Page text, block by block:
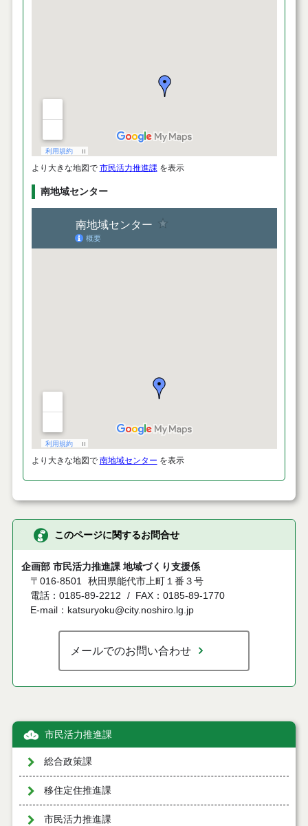
より大きな地図で 市民活力推進課を表示
南地域センター
より大きな地図で 南地域センター を表示
このページに関するお問合せ
企画部 市民活力推進課 地域づくり支援係
〒016-8501
秋田県能代市上町１番３号
電話：0185-89-2212
FAX：0185-89-1770
E-mail：katsuryoku@city.noshiro.lg.jp
メールでのお問い合わせ
市民活力推進課
総合政策課
移住定住推進課
市民活力推進課